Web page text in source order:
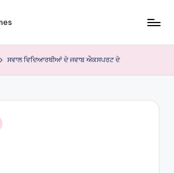
ਸਵਾਲ ਵਿਦਿਆਰਥੀਆਂ ਦੇ ਜਵਾਬ ਐਕਸਪਰਟ ਦੇ